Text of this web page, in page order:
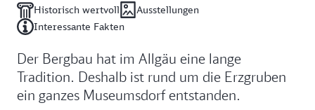
Historisch wertvoll
Ausstellungen
Interessante Fakten
Der Bergbau hat im Allgäu eine lange
Tradition. Deshalb ist rund um die Erzgruben
ein ganzes Museumsdorf entstanden.